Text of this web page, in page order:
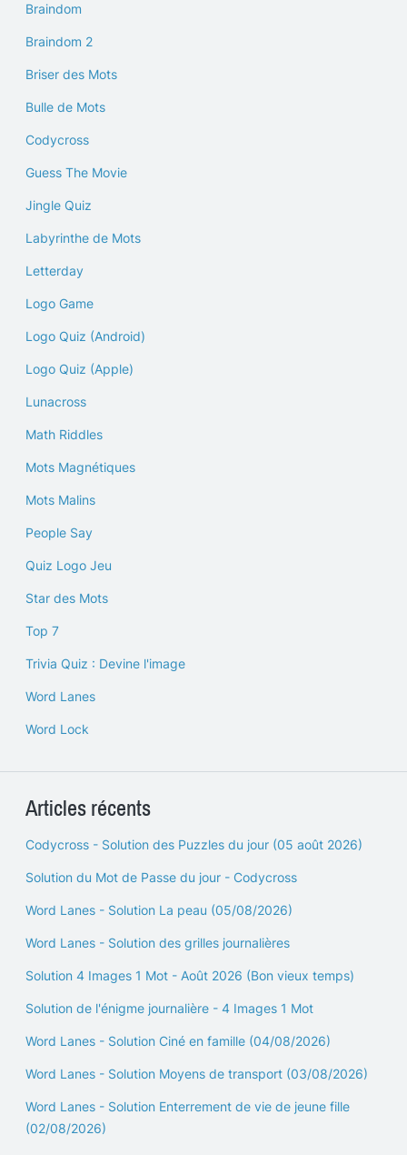
Braindom
Braindom 2
Briser des Mots
Bulle de Mots
Codycross
Guess The Movie
Jingle Quiz
Labyrinthe de Mots
Letterday
Logo Game
Logo Quiz (Android)
Logo Quiz (Apple)
Lunacross
Math Riddles
Mots Magnétiques
Mots Malins
People Say
Quiz Logo Jeu
Star des Mots
Top 7
Trivia Quiz : Devine l'image
Word Lanes
Word Lock
Articles récents
Codycross - Solution des Puzzles du jour (05 août 2026)
Solution du Mot de Passe du jour - Codycross
Word Lanes - Solution La peau (05/08/2026)
Word Lanes - Solution des grilles journalières
Solution 4 Images 1 Mot - Août 2026 (Bon vieux temps)
Solution de l'énigme journalière - 4 Images 1 Mot
Word Lanes - Solution Ciné en famille (04/08/2026)
Word Lanes - Solution Moyens de transport (03/08/2026)
Word Lanes - Solution Enterrement de vie de jeune fille
(02/08/2026)